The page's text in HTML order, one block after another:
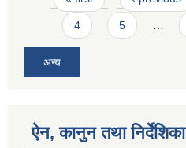
4 5 …
अन्य
ऐन, कानुन तथा निर्देशिका